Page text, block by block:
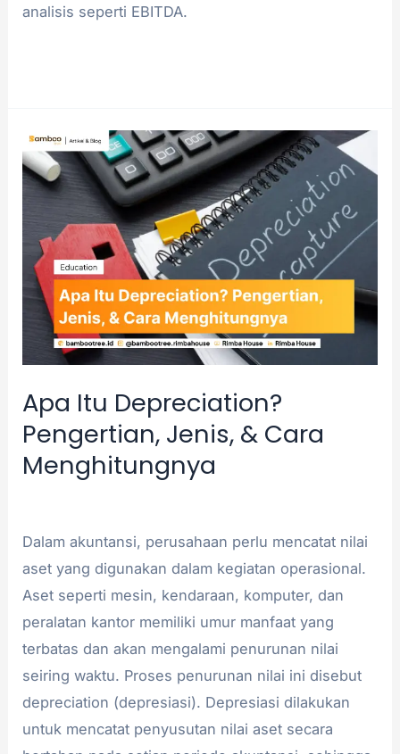
analisis seperti EBITDA.
Apa Itu Depreciation?
Pengertian, Jenis, & Cara
Menghitungnya
Dalam akuntansi, perusahaan perlu mencatat nilai
aset yang digunakan dalam kegiatan operasional.
Aset seperti mesin, kendaraan, komputer, dan
peralatan kantor memiliki umur manfaat yang
terbatas dan akan mengalami penurunan nilai
seiring waktu. Proses penurunan nilai ini disebut
depreciation (depresiasi). Depresiasi dilakukan
untuk mencatat penyusutan nilai aset secara
Apa
Itu
Depreciation?
Pengertian,
Jenis,
Cara
Menghitungnya